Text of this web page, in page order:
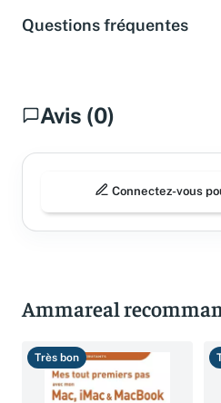
Questions fréquentes
Avis (0)
Connectez-vous
Ammareal
Très bon